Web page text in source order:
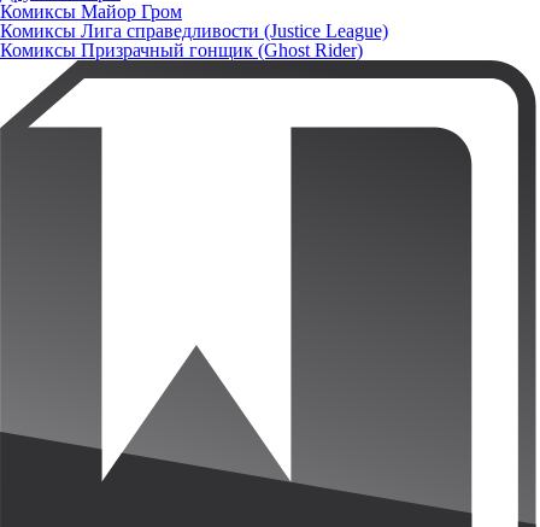
Комиксы Майор Гром
Комиксы Лига справедливости (Justice League)
Комиксы Призрачный гонщик (Ghost Rider)